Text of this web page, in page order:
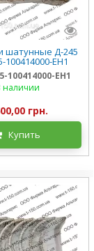
шатунные Д-245
100414000-ЕН1
100414000-ЕН1
наличии
грн.
Купить